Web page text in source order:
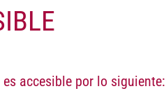
accesible por lo siguiente: